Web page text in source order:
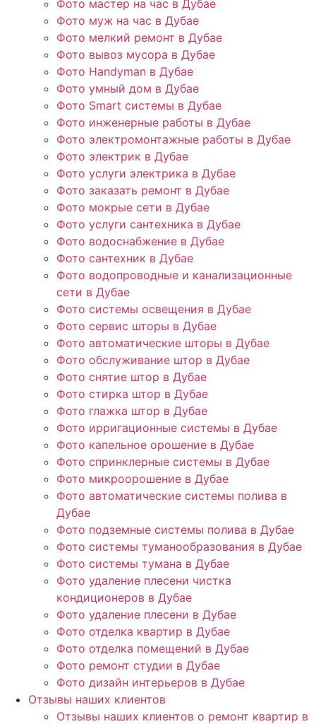
Фото мастер на час в Дубае
Фото муж на час в Дубае
Фото мелкий ремонт в Дубае
Фото вывоз мусора в Дубае
Фото Handyman в Дубае
Фото умный дом в Дубае
Фото Smart системы в Дубае
Фото инженерные работы в Дубае
Фото электромонтажные работы в Дубае
Фото электрик в Дубае
Фото услуги электрика в Дубае
Фото заказать ремонт в Дубае
Фото мокрые сети в Дубае
Фото услуги сантехника в Дубае
Фото водоснабжение в Дубае
Фото сантехник в Дубае
Фото водопроводные и канализационные
сети в Дубае
Фото системы освещения в Дубае
Фото сервис шторы в Дубае
Фото автоматические шторы в Дубае
Фото обслуживание штор в Дубае
Фото снятие штор в Дубае
Фото стирка штор в Дубае
Фото глажка штор в Дубае
Фото ирригационные системы в Дубае
Фото капельное орошение в Дубае
Фото спринклерные системы в Дубае
Фото микроорошение в Дубае
Фото автоматические системы полива в
Дубае
Фото подземные системы полива в Дубае
Фото системы туманообразования в Дубае
Фото системы тумана в Дубае
Фото удаление плесени чистка
кондиционеров в Дубае
Фото удаление плесени в Дубае
Фото отделка квартир в Дубае
Фото отделка помещений в Дубае
Фото ремонт студии в Дубае
Фото дизайн интерьеров в Дубае
Отзывы наших клиентов
Отзывы наших клиентов о ремонт квартир в